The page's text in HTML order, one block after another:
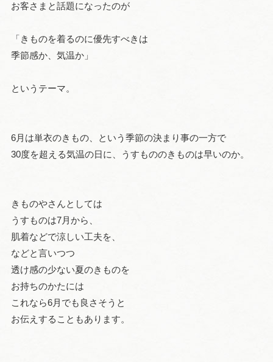
お客さまと話題になったのが
「きものを着るのに優先すべきは
季節感か、気温か」
というテーマ。
6月は単衣のきもの、という季節の決まり事の一方で
30度を超える気温の日に、うすもののきものは早いのか。
きものやさんとしては
うすものは7月から、
肌着などで涼しい工夫を、
などと言いつつ
透け感の少ない夏のきものを
お持ちのかたには
これなら6月でも良さそうと
お伝えすることもあります。